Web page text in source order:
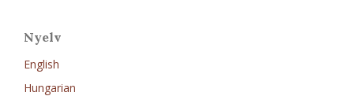
Nyelv
English
Hungarian